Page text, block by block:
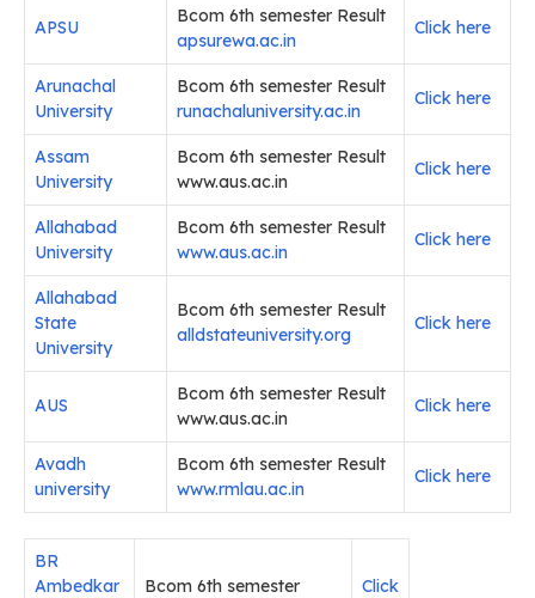
APSU
Bcom 6th semester Result
apsurewa.ac.in
Click here
Arunachal
University
Bcom 6th semester Result
runachaluniversity.ac.in
Click here
Assam
University
Bcom 6th semester Result
www.aus.ac.in
Click here
Allahabad
University
Bcom 6th semester Result
www.aus.ac.in
Click here
Allahabad
State
University
Bcom 6th semester Result
alldstateuniversity.org
Click here
AUS
Bcom 6th semester Result
www.aus.ac.in
Click here
Avadh
university
Bcom 6th semester Result
www.rmlau.ac.in
Click here
BR
Ambedkar
Bcom 6th semester
Click